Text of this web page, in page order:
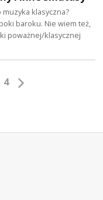
muzyka klasyczna?
baroku. Nie wiem też,
poważnej/klasycznej
4